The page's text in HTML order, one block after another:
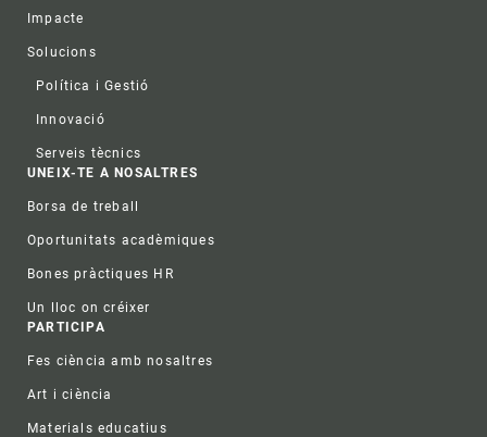
Impacte
Solucions
Política i Gestió
Innovació
Serveis tècnics
UNEIX-TE A NOSALTRES
Borsa de treball
Oportunitats acadèmiques
Bones pràctiques HR
Un lloc on créixer
PARTICIPA
Fes ciència amb nosaltres
Art i ciència
Materials educatius